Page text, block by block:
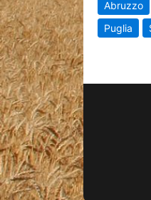
Abruzzo
Puglia